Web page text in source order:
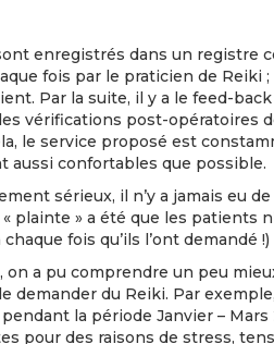
enregistrés dans un registre
fois par le praticien de Reiki
Par la suite, il y a le feed-
vérifications post-opératoires
le service proposé est
aussi confortables que possible.
sérieux, il n’y a jamais eu
plainte » a été que les patients
fois qu’ils l’ont demandé !)
on a pu comprendre un peu
demander du Reiki. Par
la période Janvier – Mars
pour des raisons de stress,